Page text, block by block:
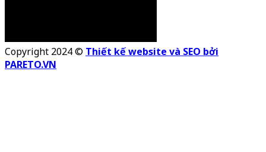
Copyright 2024 © Thiết kế website và SEO bởi
PARETO.VN